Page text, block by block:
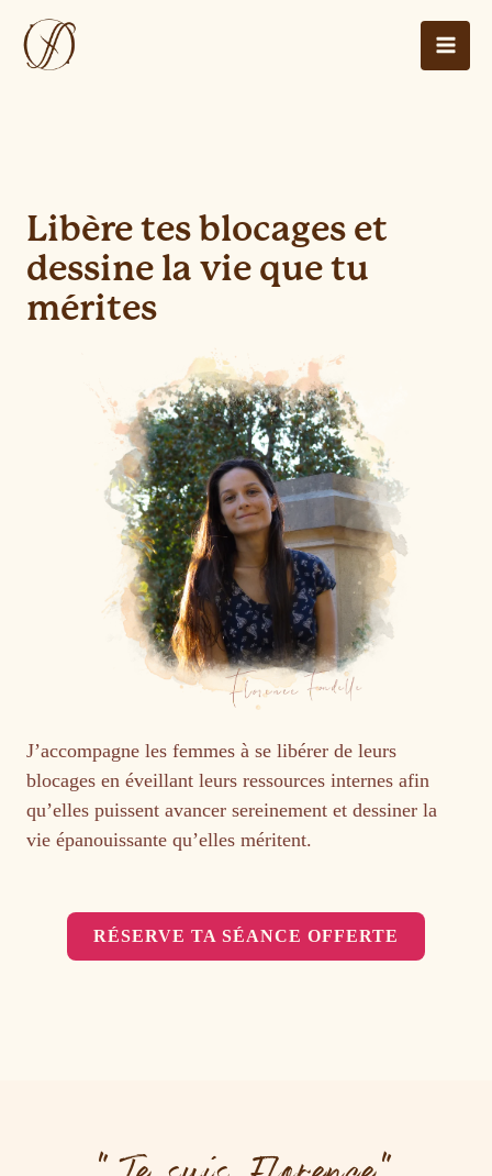
contenu
Libère tes blocages et
dessine la vie que tu
mérites
J’accompagne les femmes à se libérer de leurs
blocages en éveillant leurs ressources internes afin
qu’elles puissent avancer sereinement et dessiner la
vie épanouissante qu’elles méritent.
RÉSERVE TA SÉANCE OFFERTE